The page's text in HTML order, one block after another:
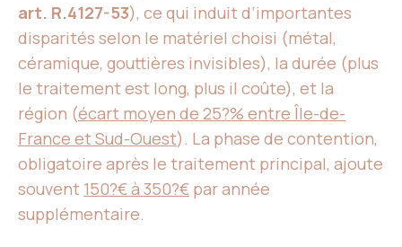
art. R.4127-53), ce qui induit d’importantes
disparités selon le matériel choisi (métal,
céramique, gouttières invisibles), la durée (plus
le traitement est long, plus il coûte), et la
région (écart moyen de 25?% entre Île-de-
France et Sud-Ouest). La phase de contention,
obligatoire après le traitement principal, ajoute
souvent 150?€ à 350?€ par année
supplémentaire.